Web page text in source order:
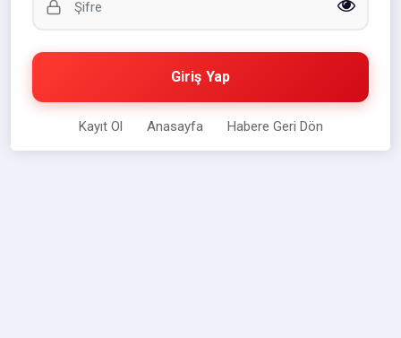
Giriş Yap
Kayıt Ol Anasayfa Habere Geri Dön